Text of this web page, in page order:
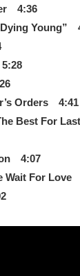
4:36
Young”
Orders 4:41
Best For
4:07
Wait For